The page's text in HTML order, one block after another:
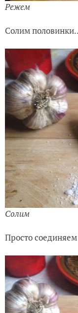
Режем
Солим
Солим
Просто